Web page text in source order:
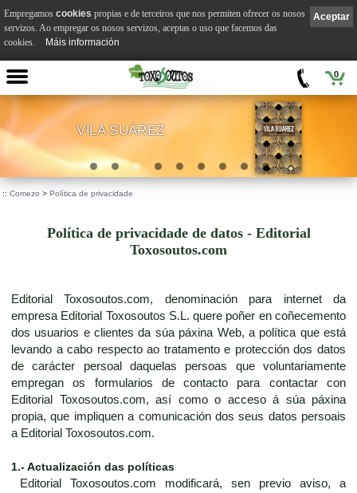
0
VILA SUÁREZ
:: Comezo > Política de privacidade
Política de privacidade de datos - Editorial
Toxosoutos.com
Editorial Toxosoutos.com, denominación para internet da
empresa Editorial Toxosoutos S.L. quere poñer en coñecemento
dos usuarios e clientes da súa páxina Web, a política que está
levando a cabo respecto ao tratamento e protección dos datos
de carácter persoal daquelas persoas que voluntariamente
empregan os formularios de contacto para contactar con
Editorial Toxosoutos.com, así como o acceso á súa páxina
propia, que impliquen a comunicación dos seus datos persoais
a Editorial Toxosoutos.com.
1.- Actualización das políticas
Editorial Toxosoutos.com modificará, sen previo aviso, a
Aceptar
Empregamos cookies propias e de terceiros que nos permiten ofrecer os nosos
servizos. Ao empregar os nosos servizos, aceptas o uso que facemos das
cookies.
Máis información